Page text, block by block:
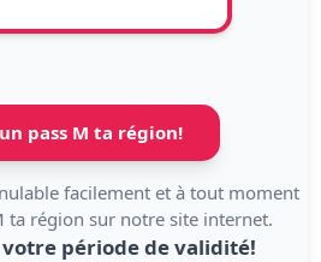
pass M ta région!
facilement et à tout moment
ta région sur notre site internet.
votre période de validité!